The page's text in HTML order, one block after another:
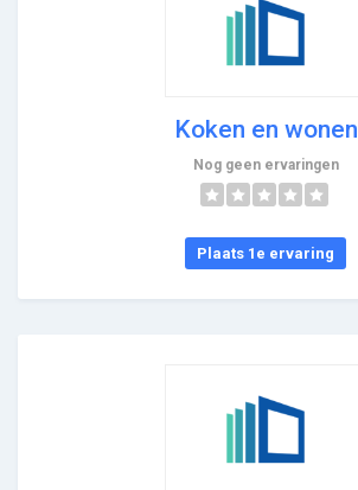
Koken en wonen
Nog geen ervaringen
Plaats 1e ervaring